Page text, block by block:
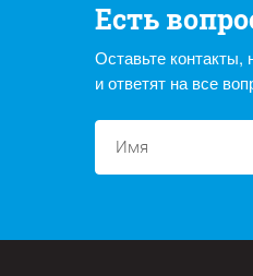
Есть
Оставьте
и ответят на все